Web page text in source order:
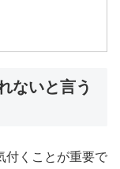
ないと言う
付くことが重要で